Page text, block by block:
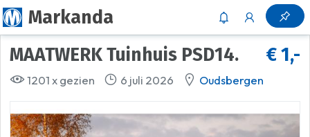
Markanda
€ 1,-
MAATWERK Tuinhuis PSD14.
1201 x gezien 6 juli 2026 Oudsbergen